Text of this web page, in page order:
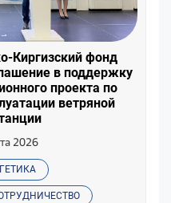
Киргизский фонд
в поддержку
проекта по
ветряной
2026